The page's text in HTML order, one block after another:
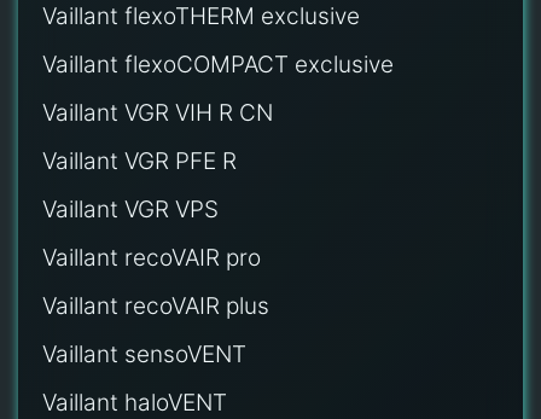
Vaillant flexoTHERM exclusive
Vaillant flexoCOMPACT exclusive
Vaillant VGR VIH R CN
Vaillant VGR PFE R
Vaillant VGR VPS
Vaillant recoVAIR pro
Vaillant recoVAIR plus
Vaillant sensoVENT
Vaillant haloVENT